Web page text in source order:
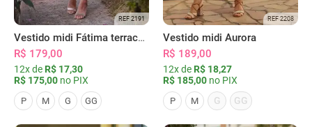
REF 2191
Vestido midi Fátima terracota
R$ 179,00
12x de R$ 17,30
R$ 175,00 no PIX
P M G GG
REF 2208
Vestido midi Aurora
R$ 189,00
12x de R$ 18,27
R$ 185,00 no PIX
P M G GG